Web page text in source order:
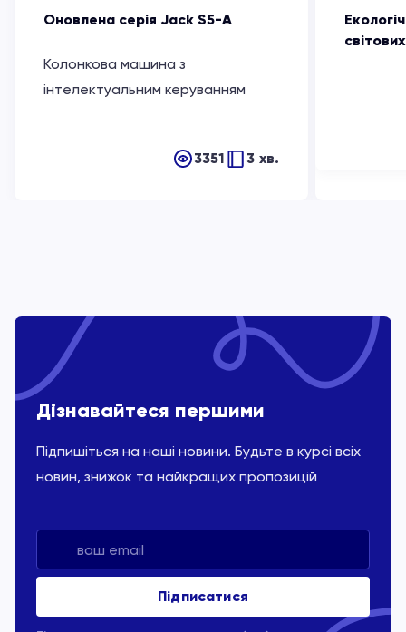
Оновлена серія Jack S5-A
Колонкова машина з
інтелектуальним керуванням
3351 3 хв.
Дізнавайтеся першими
Підпишіться на наші новини. Будьте в курсі всіх
новин, знижок та найкращих пропозицій